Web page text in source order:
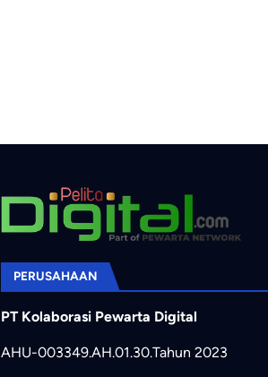
PERUSAHAAN
PT Kolaborasi Pewarta Digital
AHU-003349.AH.01.30.Tahun 2023